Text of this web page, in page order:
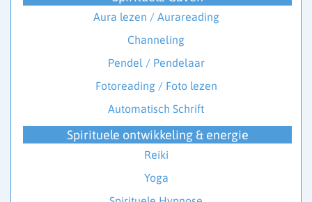
Aura lezen / Aurareading
Channeling
Pendel / Pendelaar
Fotoreading / Foto lezen
Automatisch Schrift
Spirituele ontwikkeling & energie
Reiki
Yoga